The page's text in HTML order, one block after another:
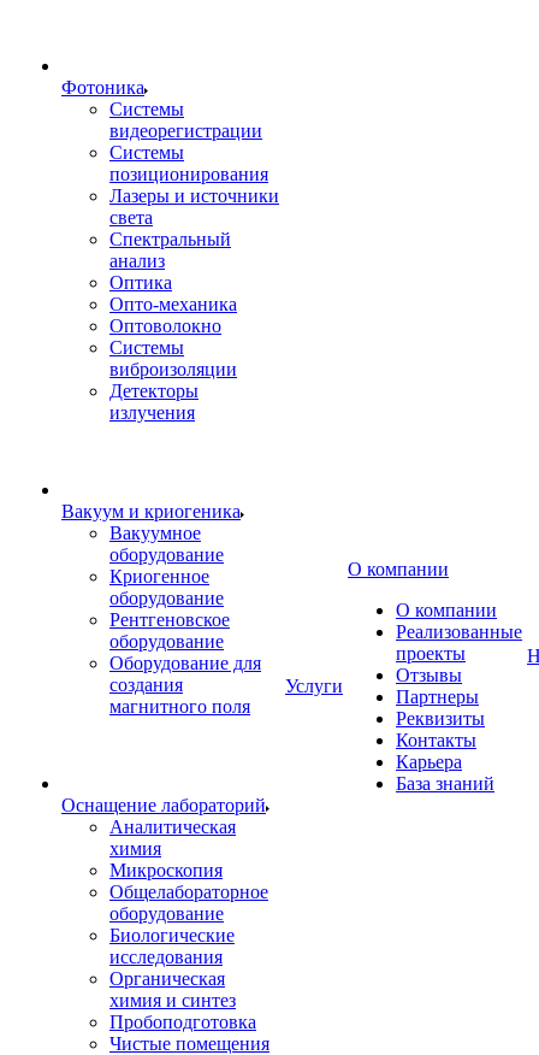
Фотоника
Cистемы
видеорегистрации
Системы
позиционирования
Лазеры и источники
света
Спектральный
анализ
Оптика
Опто-механика
Оптоволокно
Системы
виброизоляции
Детекторы
излучения
Вакуум и криогеника
Вакуумное
оборудование
Криогенное
оборудование
Рентгеновское
оборудование
Оборудование для
создания
магнитного поля
Оснащение лабораторий
Аналитическая
химия
Микроскопия
Общелабораторное
оборудование
Биологические
исследования
Органическая
химия и синтез
Пробоподготовка
Чистые помещения
Услуги
О компании
О компании
Реализованные
проекты
Отзывы
Партнеры
Реквизиты
Контакты
Карьера
База знаний